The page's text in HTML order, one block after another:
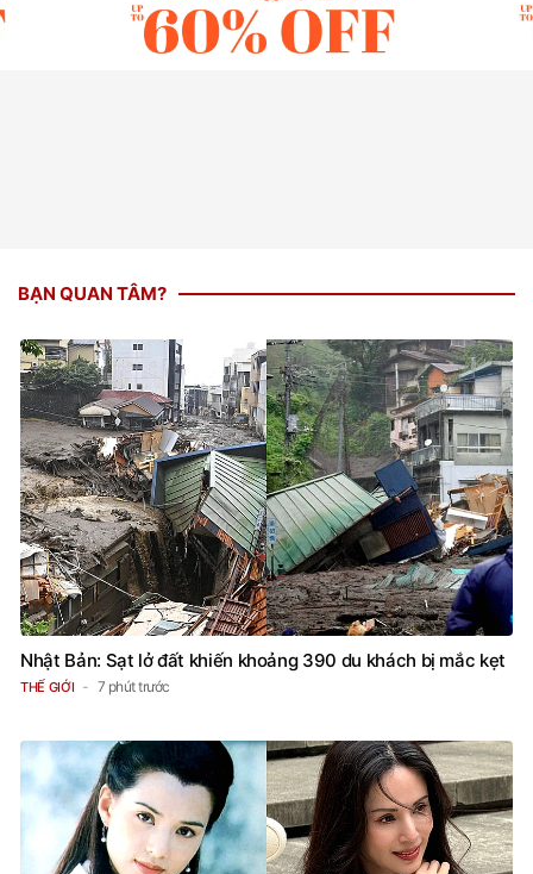
BẠN QUAN TÂM?
Nhật Bản: Sạt lở đất khiến khoảng 390 du khách bị mắc kẹt
THẾ GIỚI 7 phút trước